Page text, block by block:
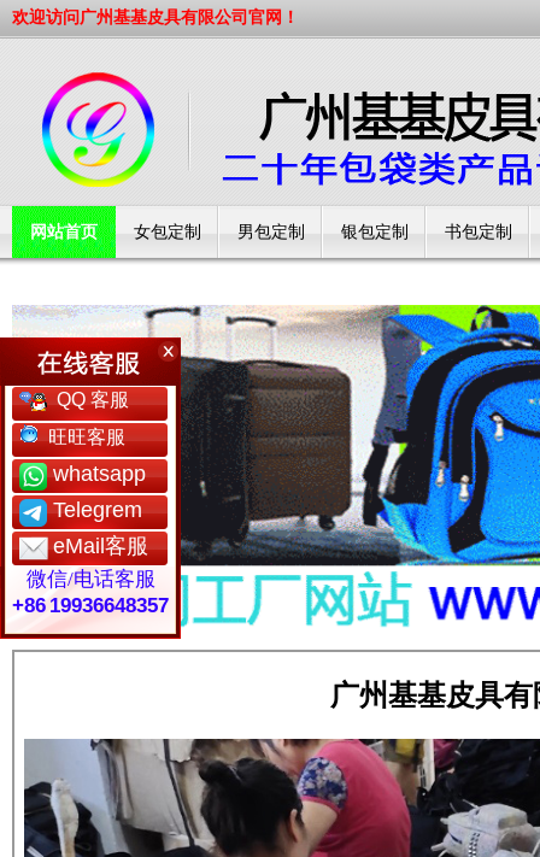
欢迎访问广州基基皮具有限公司官网！
网站首页 女包定制 男包定制 银包定制 书包定制
QQ 客服
旺旺客服
whatsapp
Telegrem
eMail客服
微信/电话客服
+86 19936648357